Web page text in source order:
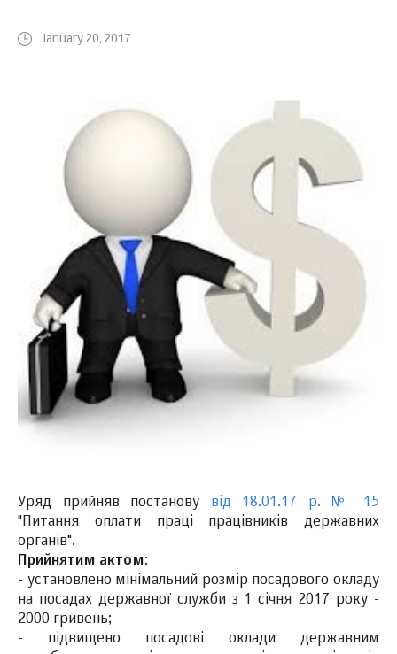
January 20, 2017
Уряд прийняв постанову від 18.01.17 р. № 15
"Питання оплати праці працівників державних
органів".
Прийнятим актом:
- установлено мінімальний розмір посадового окладу
на посадах державної служби з 1 січня 2017 року -
2000 гривень;
- підвищено посадові оклади державним